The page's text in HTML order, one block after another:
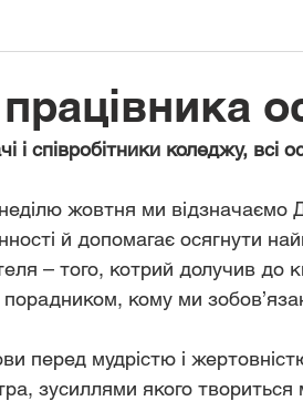
Зовнішня активність Нас
і співробітники коледжу, всі
жовтня ми відзначаємо
й допомагає осягнути
– того, котрий долучив до
кому ми
перед мудрістю і
зусиллями якого твориться